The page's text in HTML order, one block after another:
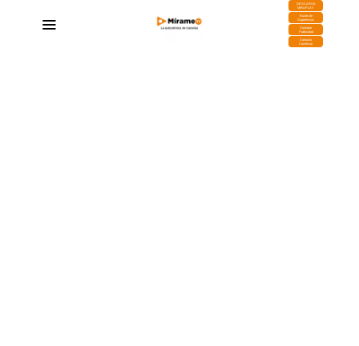
DESCARGA
MIRAPLAY
Buzón de
Sugerencias
Contratar
Publicidad
Contacto
Comercial